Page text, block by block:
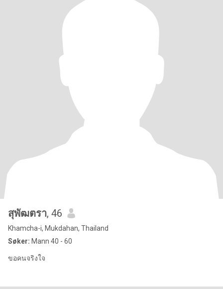
สุพัฒตรา, 46
Khamcha-i, Mukdahan, Thailand
Søker: Mann 40 - 60
ขอคนจริงใจ